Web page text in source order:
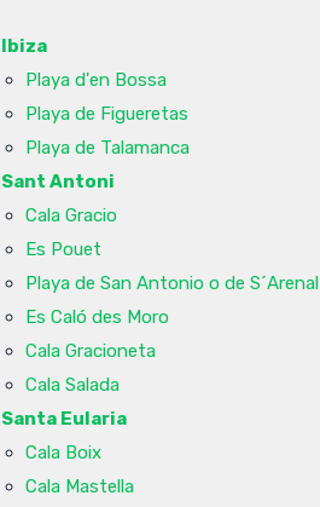
Ibiza
Playa d'en Bossa
Playa de Figueretas
Playa de Talamanca
Sant Antoni
Cala Gracio
Es Pouet
Playa de San Antonio o de S´Arenal
Es Caló des Moro
Cala Gracioneta
Cala Salada
Santa Eularia
Cala Boix
Cala Mastella